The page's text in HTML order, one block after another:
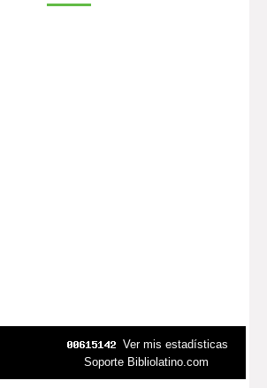
Ver mis estadísticas
Soporte Bibliolatino.com